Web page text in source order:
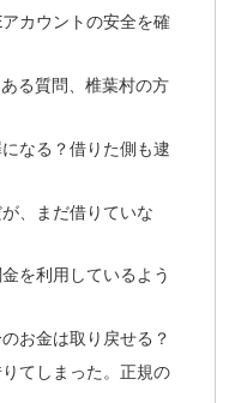
カウントの安全を確
る質問、椎葉村の方
なる？借りた側も逮
、まだ借りていな
を利用しているよう
お金は取り戻せる？
てしまった。正規の